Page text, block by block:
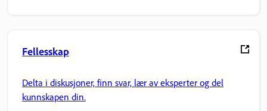
Fellesskap
Delta i diskusjoner, finn svar, lær av eksperter og del
kunnskapen din.